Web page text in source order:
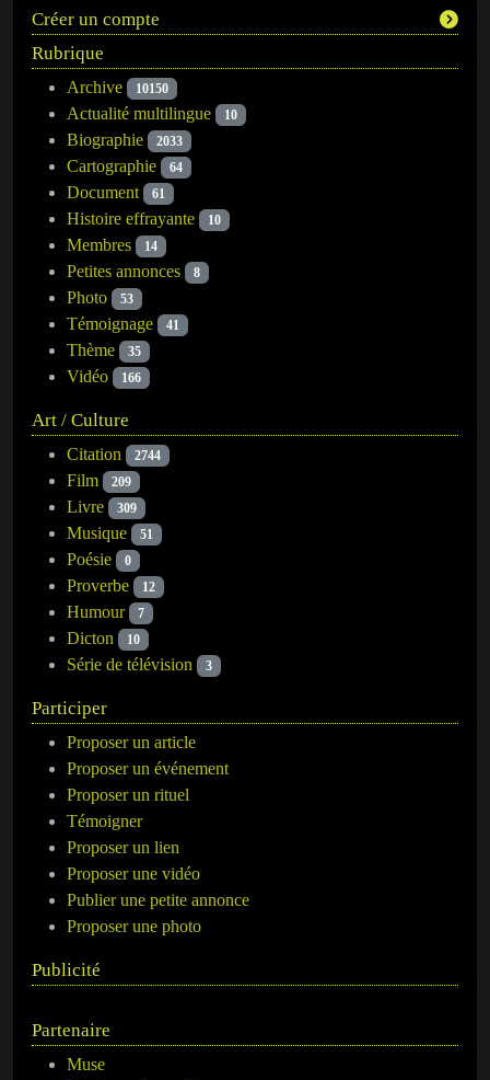
Créer un compte
Rubrique
Archive 10150
Actualité multilingue 10
Biographie 2033
Cartographie 64
Document 61
Histoire effrayante 10
Membres 14
Petites annonces 8
Photo 53
Témoignage 41
Thème 35
Vidéo 166
Art / Culture
Citation 2744
Film 209
Livre 309
Musique 51
Poésie 0
Proverbe 12
Humour 7
Dicton 10
Série de télévision 3
Participer
Proposer un article
Proposer un événement
Proposer un rituel
Témoigner
Proposer un lien
Proposer une vidéo
Publier une petite annonce
Proposer une photo
Publicité
Partenaire
Muse